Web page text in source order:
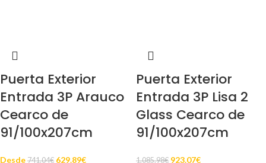
Puerta Exterior
Entrada 3P Arauco
Cearco de
91/100x207cm
Desde 741.04€ 629.89€
Puerta Exterior
Entrada 3P Lisa 2
Glass Cearco de
91/100x207cm
1,085.98€ 923.07€